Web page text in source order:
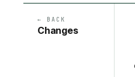
← BACK
Changes